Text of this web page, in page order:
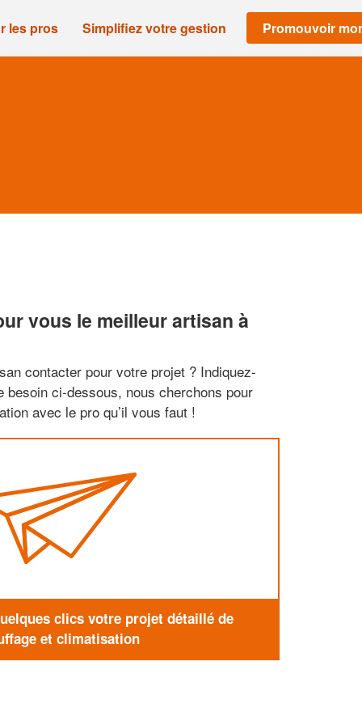
les pros Simplifiez votre gestion Promouvoir
vous le meilleur artisan à
contacter pour votre projet ? Indiquez-
besoin ci-dessous, nous cherchons pour
avec le pro qu’il vous faut !
clics votre projet détaillé de
et climatisation